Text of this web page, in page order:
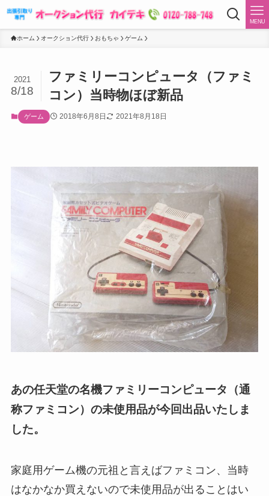
MENU
ホーム オークション代行 おもちゃ ゲーム
ファミリーコンピュータ（ファミ
コン）当時物ほぼ新品
2021
8/18
ゲーム 2018年6月8日 2021年8月18日
あの任天堂の名機ファミリーコンピュータ（通
称ファミコン）の未使用品が今回出品いたしま
した。
家庭用ゲーム機の元祖と言えばファミコン、当時
はなかなか買えないので未使用品が出ることはい